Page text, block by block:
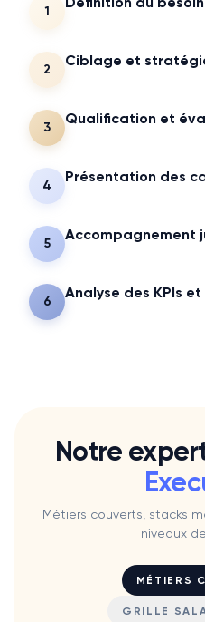
1
2
Ciblage et
3
Qualification et
4
Présentation des
5
Accompagnement
6
Analyse des KPIs
Notre
Métiers couverts, stacks
niveaux
MÉTIERS
GRILLE